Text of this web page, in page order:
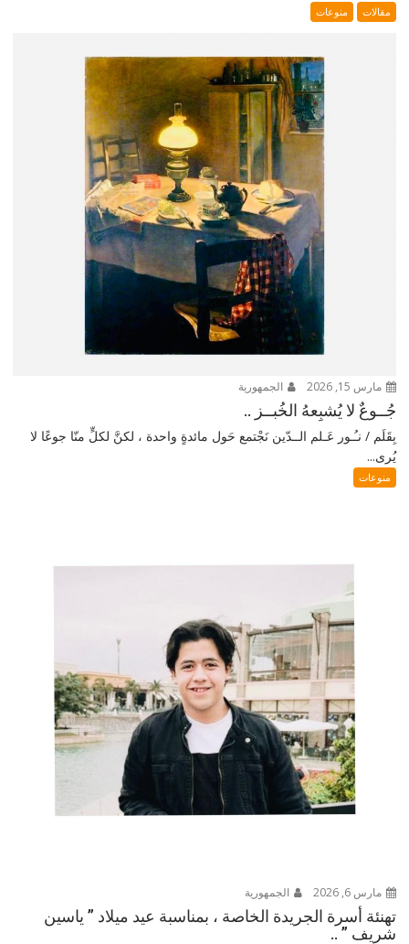
مقالات منوعات
مارس 15, 2026 الجمهورية
جُــوعٌ لا يُشبِعهُ الخُبــز ..
بِقَلَم / نـُـور عَـلم الــدّين نَجْتمع حَول مائدةٍ واحدة ، لكنَّ لكلٍّ منّا جوعًا لا
يُرى...
منوعات
مارس 6, 2026 الجمهورية
تهنئة أسرة الجريدة الخاصة ، بمناسبة عيد ميلاد ” ياسين
شريف ” ..